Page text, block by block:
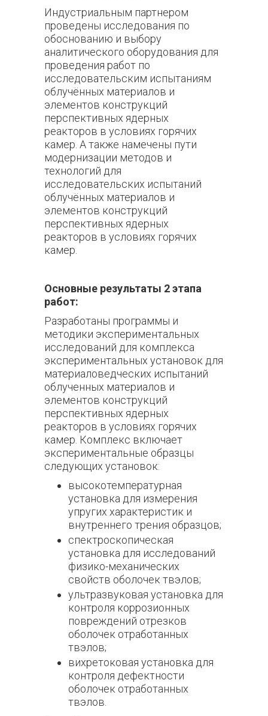
Индустриальным партнером
проведены исследования по
обоснованию и выбору
аналитического оборудования для
проведения работ по
исследовательским испытаниям
облучённых материалов и
элементов конструкций
перспективных ядерных
реакторов в условиях горячих
камер. А также намечены пути
модернизации методов и
технологий для
исследовательских испытаний
облучённых материалов и
элементов конструкций
перспективных ядерных
реакторов в условиях горячих
камер.
Основные результаты 2 этапа
работ:
Разработаны программы и
методики экспериментальных
исследований для комплекса
экспериментальных установок для
материаловедческих испытаний
облученных материалов и
элементов конструкций
перспективных ядерных
реакторов в условиях горячих
камер. Комплекс включает
экспериментальные образцы
следующих установок:
высокотемпературная
установка для измерения
упругих характеристик и
внутреннего трения образцов;
спектроскопическая
установка для исследований
физико-механических
свойств оболочек твэлов;
ультразвуковая установка для
контроля коррозионных
повреждений отрезков
оболочек отработанных
твэлов;
вихретоковая установка для
контроля дефектности
оболочек отработанных
твэлов.